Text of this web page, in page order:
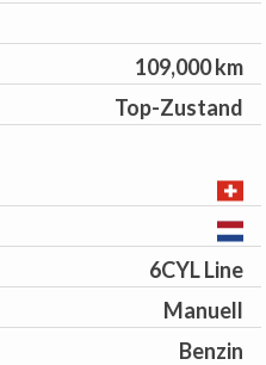
109,000 km
Top-Zustand
6CYL Line
Manuell
Benzin